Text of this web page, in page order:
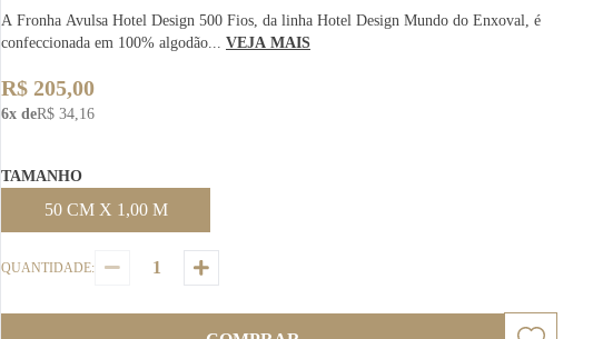
A Fronha Avulsa Hotel Design 500 Fios, da linha Hotel Design Mundo do Enxoval, é
confeccionada em 100% algodão... VEJA MAIS
R$ 205,00
6x deR$ 34,16
TAMANHO
50 CM X 1,00 M
QUANTIDADE: